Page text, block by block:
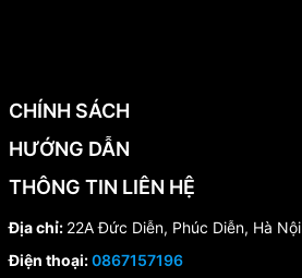
CHÍNH SÁCH
HƯỚNG DẪN
THÔNG TIN LIÊN HỆ
Địa chỉ: 22A Đức Diễn, Phúc Diễn, Hà Nội
Điện thoại:0867157196